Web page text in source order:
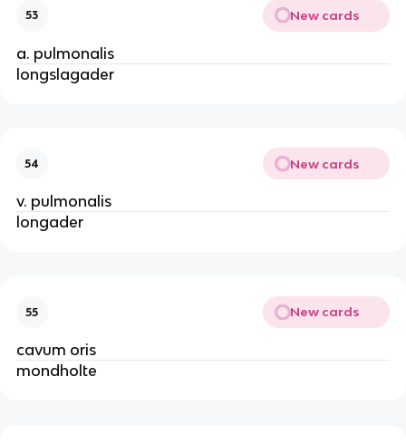
53 New cards
a. pulmonalis
longslagader
54 New cards
v. pulmonalis
longader
55 New cards
cavum oris
mondholte